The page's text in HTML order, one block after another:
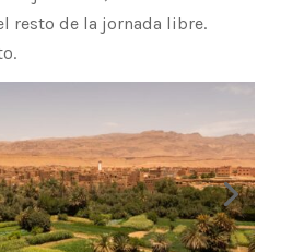
resto de la jornada libre.